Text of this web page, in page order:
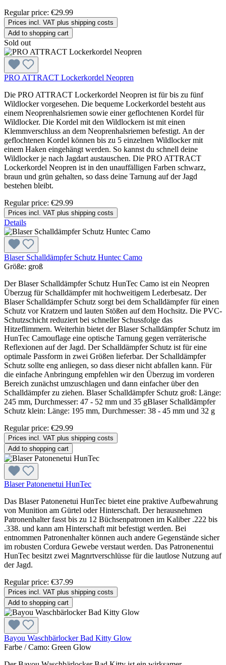
Regular price: €29.99
Prices incl. VAT plus shipping costs
Add to shopping cart
Sold out
PRO ATTRACT Lockerkordel Neopren
Die PRO ATTRACT Lockerkordel Neopren ist für bis zu fünf
Wildlocker vorgesehen. Die bequeme Lockerkordel besteht aus
einem Neoprenhalsriemen sowie einer geflochtenen Kordel für
Wildlocker. Die Kordel mit den Wildlockern ist mit einen
Klemmverschluss an dem Neoprenhalsriemen befestigt. An der
geflochtenen Kordel können bis zu 5 einzelnen Wildlocker mit
einem Haken eingehängt werden. So kannst du schnell deine
Wildlocker je nach Jagdart austauschen. Die PRO ATTRACT
Lockerkordel Neopren ist in den unauffälligen Farben schwarz,
braun und grün gehalten, so dass deine Tarnung auf der Jagd
bestehen bleibt.
Regular price: €29.99
Prices incl. VAT plus shipping costs
Details
Blaser Schalldämpfer Schutz Huntec Camo
Größe: groß
Der Blaser Schalldämpfer Schutz HunTec Camo ist ein Neopren
Überzug für Schalldämpfer mit hochweitigem Lederbesatz. Der
Blaser Schalldämpfer Schutz sorgt bei dem Schalldämpfer für einen
Schutz vor Kratzern und lauten Stößen auf dem Hochsitz. Die PVC-
Schutzschicht reduziert bei schneller Schussfolge das
Hitzeflimmern. Weiterhin bietet der Blaser Schalldämpfer Schutz im
HunTec Camouflage eine optische Tarnung gegen verräterische
Reflexionen auf der Jagd. Der Schalldämpfer Schutz ist für eine
optimale Passform in zwei Größen lieferbar. Der Schalldämpfer
Schutz sollte eng anliegen, so dass dieser nicht abfallen kann. Für
die einfache Anbringung empfehlen wir den Überzug im vorderen
Bereich zunächst umzuschlagen und dann einfacher über den
Schalldämpfer zu ziehen. Blaser Schalldämpfer Schutz groß: Länge:
245 mm, Durchmesser: 47 - 52 mm und 35 gBlaser Schalldämpfer
Schutz klein: Länge: 195 mm, Durchmesser: 38 - 45 mm und 32 g
Regular price: €29.99
Prices incl. VAT plus shipping costs
Add to shopping cart
Blaser Patonenetui HunTec
Das Blaser Patonenetui HunTec bietet eine praktive Aufbewahrung
von Munition am Gürtel oder Hinterschaft. Der herausnehmen
Patronenhalter fasst bis zu 12 Büchsenpatronen im Kaliber .222 bis
.338. und kann am Hinterschaft mit befestigt werden. Bei
entnommen Patronenhalter können auch andere Gegenstände sicher
im robusten Cordura Gewebe verstaut werden. Das Patronenentui
HunTec besitzt zwei Magnrtverschlüsse für die lautlose Nutzung auf
der Jagd.
Regular price: €37.99
Prices incl. VAT plus shipping costs
Add to shopping cart
Bayou Waschbärlocker Bad Kitty Glow
Farbe / Camo: Green Glow